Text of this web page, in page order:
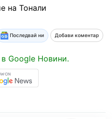
на Тонали
Последвай ни Добави коментар
Google Новини.